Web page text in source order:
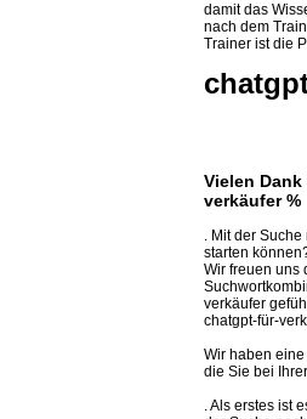
damit das
nach dem
Trainer ist die
Vielen
verkäufer %
. Mit der
starten
Wir freuen uns
verkäufer
chatgpt-für-
Wir haben
die Sie bei
. Als erstes ist